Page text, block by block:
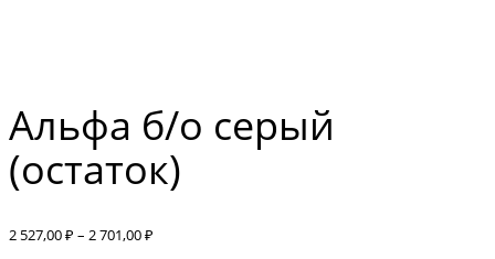
Альфа б/о серый
(остаток)
2 527,00₽ – 2 701,00₽